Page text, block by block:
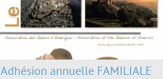
Adhésion annuelle FAMILIALE